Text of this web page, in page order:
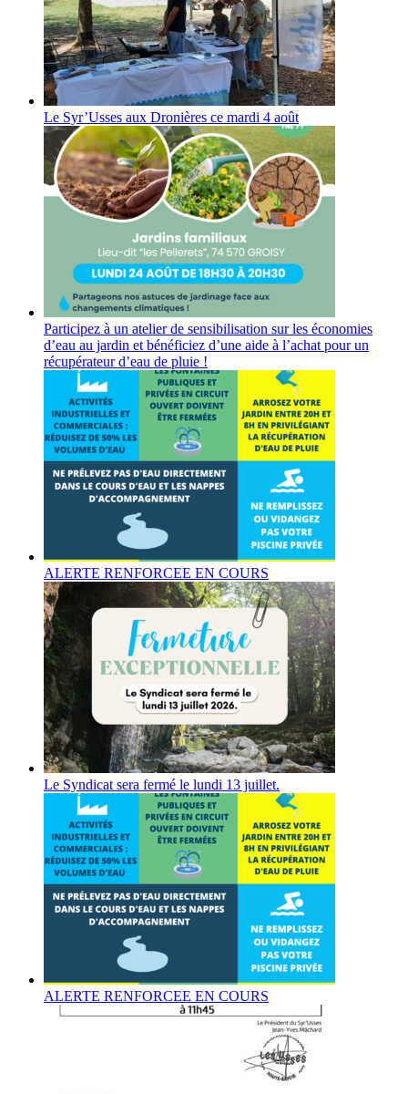
Le Syr’Usses aux Dronières ce mardi 4 août
Participez à un atelier de sensibilisation sur les économies
d’eau au jardin et bénéficiez d’une aide à l’achat pour un
récupérateur d’eau de pluie !
ALERTE RENFORCEE EN COURS
Le Syndicat sera fermé le lundi 13 juillet.
ALERTE RENFORCEE EN COURS